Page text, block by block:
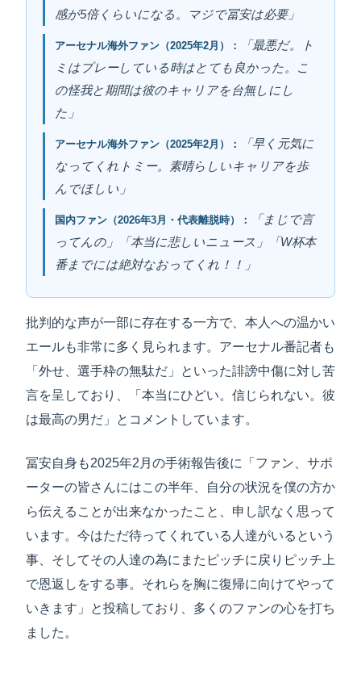
感が5倍くらいになる。マジで冨安は必要」
アーセナル海外ファン（2025年2月）：
「最悪だ。ト
ミはプレーしている時はとても良かった。こ
の怪我と期間は彼のキャリアを台無しにし
た」
アーセナル海外ファン（2025年2月）：
「早く元気に
なってくれトミー。素晴らしいキャリアを歩
んでほしい」
国内ファン（2026年3月・代表離脱時）：
「まじで言
ってんの」「本当に悲しいニュース」「W杯本
番までには絶対なおってくれ！！」
批判的な声が一部に存在する一方で、本人への温かい
エールも非常に多く見られます。アーセナル番記者も
「外せ、選手枠の無駄だ」といった誹謗中傷に対し苦
言を呈しており、「本当にひどい。信じられない。彼
は最高の男だ」とコメントしています。
冨安自身も2025年2月の手術報告後に「ファン、サポ
ーターの皆さんにはこの半年、自分の状況を僕の方か
ら伝えることが出来なかったこと、申し訳なく思って
います。今はただ待ってくれている人達がいるという
事、そしてその人達の為にまたピッチに戻りピッチ上
で恩返しをする事。それらを胸に復帰に向けてやって
いきます」と投稿しており、多くのファンの心を打ち
ました。